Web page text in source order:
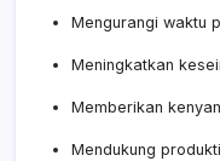
Mengurangi waktu
Meningkatkan
Memberikan
Mendukung